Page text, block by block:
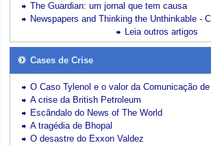
The Guardian: um jornal que tem causa
Newspapers and Thinking the Unthinkable -
Leia outros artigos
Cases de Crise
O Caso Tylenol e o valor da Comunicação
A crise da British Petroleum
Escândalo do News of The World
A tragédia de Bhopal
O desastre do Exxon Valdez